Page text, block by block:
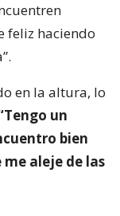
feliz haciendo
en la altura, lo
un
bien
aleje de las